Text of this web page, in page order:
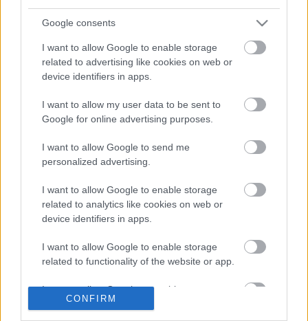
Google consents
I want to allow Google to enable storage
related to advertising like cookies on web or
device identifiers in apps.
I want to allow my user data to be sent to
Google for online advertising purposes.
I want to allow Google to send me
personalized advertising.
I want to allow Google to enable storage
related to analytics like cookies on web or
device identifiers in apps.
I want to allow Google to enable storage
related to functionality of the website or app.
I want to allow Google to enable storage
related to personalization.
CONFIRM
A korlátozott példányszámban forgalomba hozott
cipő 75 dollárba kerül, és aki szeretne magának
belőle egy párral, annak igyekeznie kell, mert
március 25-én lezárul az előrendelés. Bönuszként, a
cipő mellé picture disc vinyl kislemez jár, rajta egy
eddig kiadatlan J Mascis-felvétellel, amiről azonban
többet nem árulnak el a csuka oldalán
. A cipő
eladásaiból a jótékonyság indiai
segélyszervezetéttámogatja a Keep, amelynek
korábbanazAnimal Collective
ez utóbbi reklámszpotja alább: